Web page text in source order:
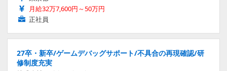
月給32万7,600円～50万円
正社員
27卒・新卒/ゲームデバッグサポート/不具合の再現確認/研
修制度充実